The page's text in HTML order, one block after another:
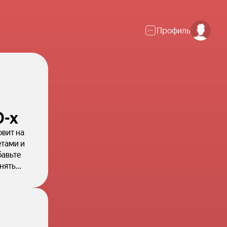
Профиль
х
на
и